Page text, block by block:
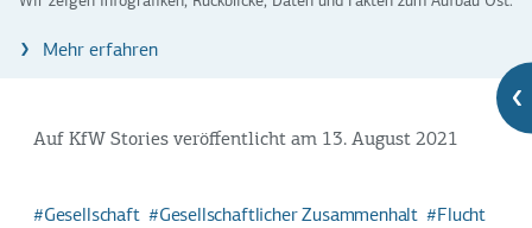
Mehr erfahren
Auf KfW Stories veröffentlicht am 13. August 2021
Gesellschaft Gesellschaftlicher Zusammenhalt
Flucht